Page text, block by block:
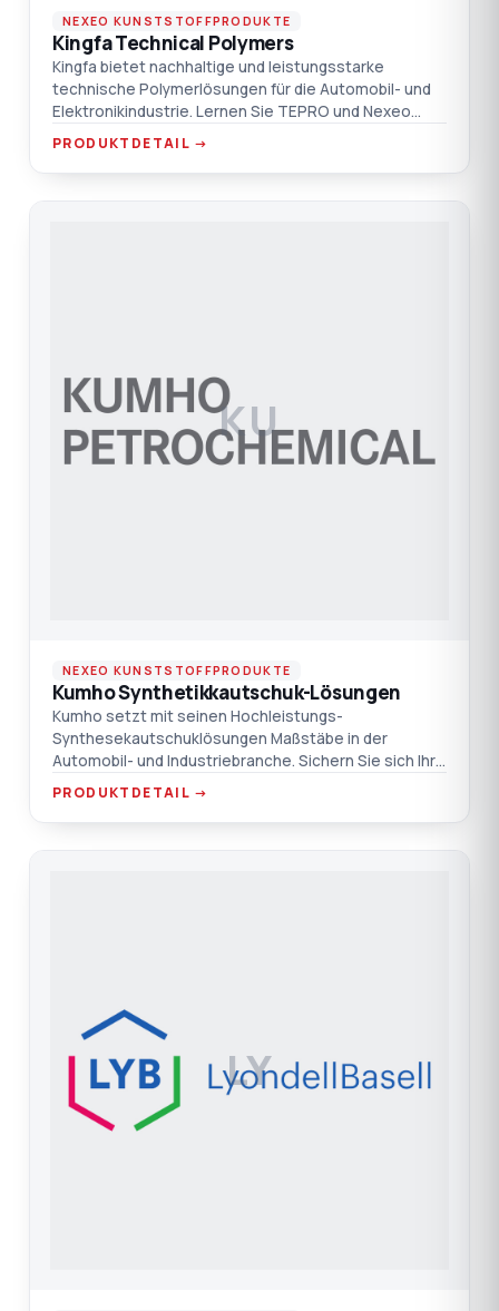
NEXEO KUNSTSTOFFPRODUKTE
Kingfa Technical Polymers
Kingfa bietet nachhaltige und leistungsstarke
technische Polymerlösungen für die Automobil- und
Elektronikindustrie. Lernen Sie TEPRO und Nexeo
kennen.
PRODUKTDETAIL →
KU
NEXEO KUNSTSTOFFPRODUKTE
Kumho Synthetikkautschuk-Lösungen
Kumho setzt mit seinen Hochleistungs-
Synthesekautschuklösungen Maßstäbe in der
Automobil- und Industriebranche. Sichern Sie sich Ihre
Versorgung mit TEPRO und N
PRODUKTDETAIL →
LY